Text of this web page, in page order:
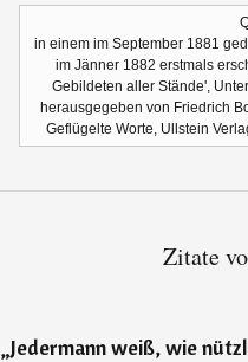
in einem im September 1881
im Jänner 1882 erstmals
Gebildeten aller Stände',
herausgegeben von Friedrich
Geflügelte Worte, Ullstein
Zitate
„Jedermann weiß, wie